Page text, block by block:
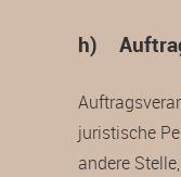
h)
juristische
andere